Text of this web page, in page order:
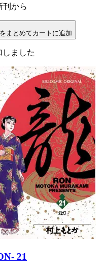
刊から
まとめてカートに追加
しました
21